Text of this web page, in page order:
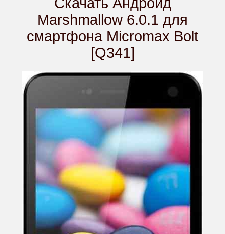
Marshmallow 6.0.1 для
смартфона Micromax Bolt
[Q341]